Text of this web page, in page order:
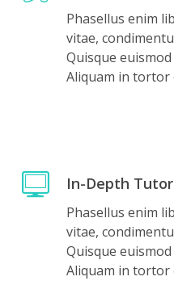
Phasellus enim
vitae,
Quisque
Aliquam in tortor
In-Depth
Phasellus enim
vitae,
Quisque
Aliquam in tortor